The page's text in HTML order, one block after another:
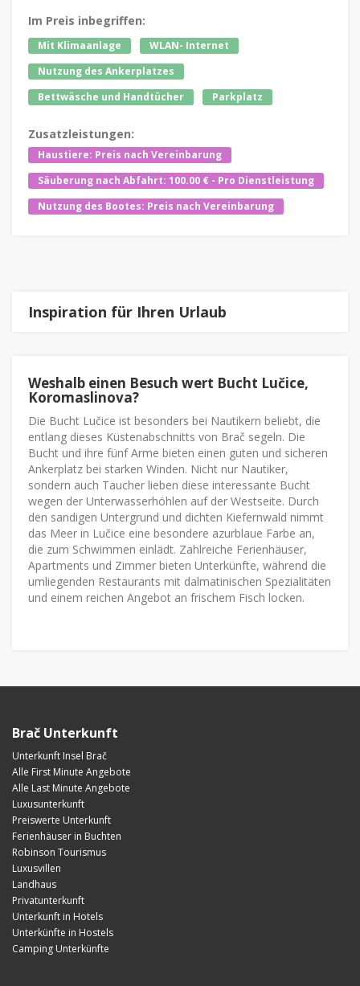
Im Preis inbegriffen:
Mit Klimaanlage
WLAN- Internet
Nutzung des Ankerplatzes
Bettwäsche und Handtücher
Parkplatz
Zusatzleistungen:
Haustiere: Preis nach Vereinbarung
Säuberung nach Abfahrt: 100.00 € - Pro Dienstleistung
Nutzung des Bootes: Preis nach Vereinbarung
Inspiration für Ihren Urlaub
Weshalb einen Besuch wert Bucht Lučice,
Koromaslinova?
Die Bucht Lučice ist besonders bei Nautikern beliebt, die
entlang dieses Küstenabschnitts von Brač segeln. Die
Bucht und ihre fünf Arme bieten einen guten und sicheren
Ankerplatz bei starken Winden. Nicht nur Nautiker,
sondern auch Taucher lieben diese interessante Bucht
wegen der Unterwasserhöhlen auf der Westseite. Durch
den sandigen Untergrund und dichten Kiefernwald nimmt
das Meer in Lučice eine besondere azurblaue Farbe an,
die zum Schwimmen einlädt. Zahlreiche Ferienhäuser,
Apartments und Zimmer bieten Unterkünfte, während die
umliegenden Restaurants mit dalmatinischen Spezialitäten
und einem reichen Angebot an frischem Fisch locken.
Brač Unterkunft
Unterkunft Insel Brač
Alle First Minute Angebote
Alle Last Minute Angebote
Luxusunterkunft
Preiswerte Unterkunft
Ferienhäuser in Buchten
Robinson Tourismus
Luxusvillen
Landhaus
Privatunterkunft
Unterkunft in Hotels
Unterkünfte in Hostels
Camping Unterkünfte